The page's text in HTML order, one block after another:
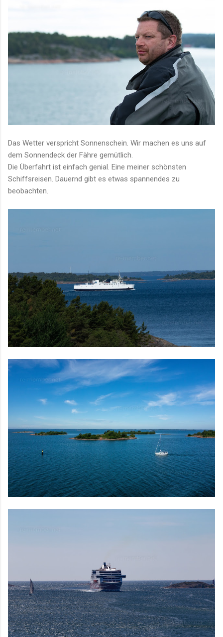
Das Wetter verspricht Sonnenschein. Wir machen es uns auf
dem Sonnendeck der Fähre gemütlich.
Die Überfahrt ist einfach genial. Eine meiner schönsten
Schiffsreisen. Dauernd gibt es etwas spannendes zu
beobachten.